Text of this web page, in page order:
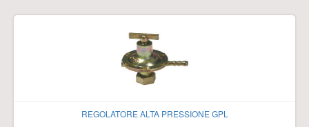
REGOLATORE ALTA PRESSIONE GPL